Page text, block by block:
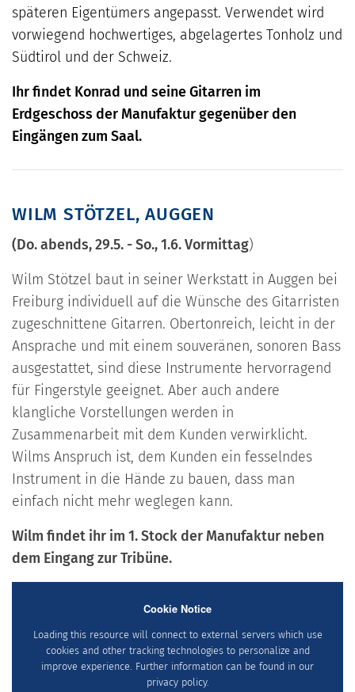
späteren Eigentümers angepasst. Verwendet wird
vorwiegend hochwertiges, abgelagertes Tonholz und
Südtirol und der Schweiz.
Ihr findet Konrad und seine Gitarren im
Erdgeschoss der Manufaktur gegenüber den
Eingängen zum Saal.
WILM STÖTZEL, AUGGEN
(Do. abends, 29.5. - So., 1.6. Vormittag)
Wilm Stötzel baut in seiner Werkstatt in Auggen bei
Freiburg individuell auf die Wünsche des Gitarristen
zugeschnittene Gitarren. Obertonreich, leicht in der
Ansprache und mit einem souveränen, sonoren Bass
ausgestattet, sind diese Instrumente hervorragend
für Fingerstyle geeignet. Aber auch andere
klangliche Vorstellungen werden in
Zusammenarbeit mit dem Kunden verwirklicht.
Wilms Anspruch ist, dem Kunden ein fesselndes
Instrument in die Hände zu bauen, dass man
einfach nicht mehr weglegen kann.
Wilm findet ihr im 1. Stock der Manufaktur neben
dem Eingang zur Tribüne.
Cookie Notice
Loading this resource will connect to external servers which use
cookies and other tracking technologies to personalize and
improve experience. Further information can be found in our
privacy policy.